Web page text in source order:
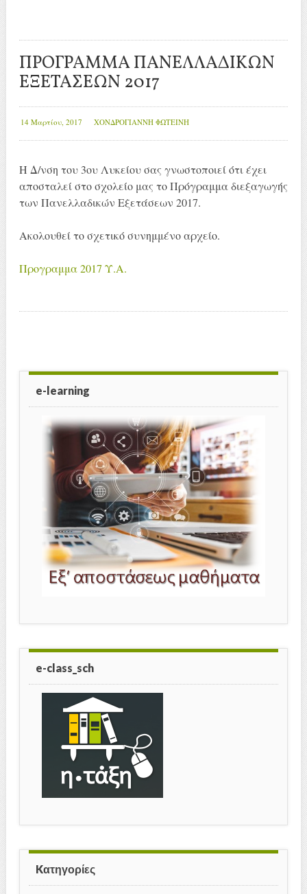
ΠΡΟΓΡΑΜΜΑ ΠΑΝΕΛΛΑΔΙΚΩΝ
ΕΞΕΤΑΣΕΩΝ 2017
14 Μαρτίου, 2017 ΧΟΝΔΡΟΓΙΑΝΝΗ ΦΩΤΕΙΝΗ
Η Δ/νση του 3ου Λυκείου σας γνωστοποιεί ότι έχει
αποσταλεί στο σχολείο μας το Πρόγραμμα διεξαγωγής
των Πανελλαδικών Εξετάσεων 2017.
Ακολουθεί το σχετικό συνημμένο αρχείο.
Προγραμμα 2017 Υ.Α.
e-learning
e-class_sch
Kατηγορίες